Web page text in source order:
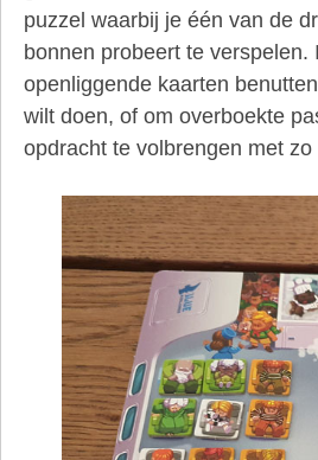
puzzel waarbij je één van de
bonnen probeert te
openliggende kaarten
wilt doen, of om overboekte
opdracht te volbrengen met